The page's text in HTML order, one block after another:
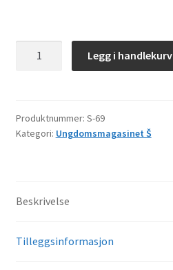
Legg i handlekurv
Produktnummer: S-69
Kategori: Ungdomsmagasinet Š
Beskrivelse
Tilleggsinformasjon